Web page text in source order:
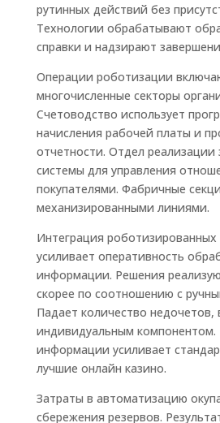
рутинных действий без
Технологии обрабатывают
справки и надзирают
Операции роботизации
многочисленные секторы
Счетоводство использует
начисления рабочей платы и
отчетности. Отдел реализации
системы для управления
покупателями. Фабричные
механизированными линиями.
Интеграция
усиливает оперативность
информации. Решения
скорее по соотношению с
Падает количество недочетов,
индивидуальным компонентом.
информации усиливает
лучшие онлайн казино.
Затраты в автоматизацию
сбережения резервов.